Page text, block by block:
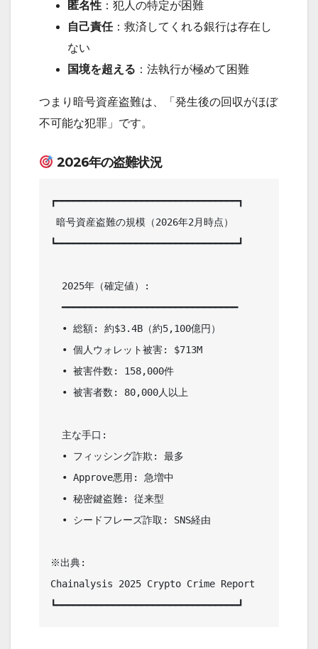
匿名性 ：犯人の特定が困難
自己責任：救済してくれる銀行は存在し
ない
国境を超える ：法執行が極めて困難
つまり暗号資産盗難は、「発生後の回収がほぼ
不可能な犯罪」です。
2026年の盗難状況
┏━━━━━━━━━━━━━━━━━━━━━━━━━━━━━━━━┓
┗━━━━━━━━━━━━━━━━━━━━━━━━━━━━━━━━┛
  ━━━━━━━━━━━━━━━━━━━━━━━━━━━━━━━
※出典:
Chainalysis 2025 Crypto Crime Report